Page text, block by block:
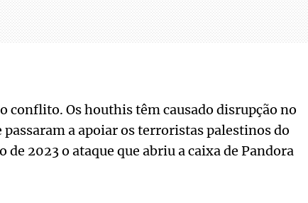
conflito. Os houthis têm causado disrupção no
a apoiar os terroristas palestinos do
2023 o ataque que abriu a caixa de Pandora